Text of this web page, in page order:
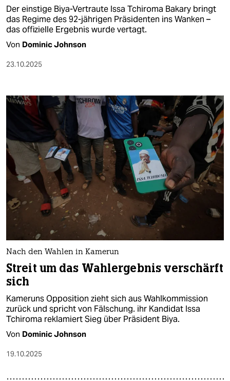
Der einstige Biya-Vertraute Issa Tchiroma Bakary bringt
das Regime des 92-jährigen Präsidenten ins Wanken –
das offizielle Ergebnis wurde vertagt.
Von Dominic Johnson
23.10.2025
Nach den Wahlen in Kamerun
Streit um das Wahlergebnis verschärft
sich
Kameruns Opposition zieht sich aus Wahlkommission
zurück und spricht von Fälschung. ihr Kandidat Issa
Tchiroma reklamiert Sieg über Präsident Biya.
Von Dominic Johnson
19.10.2025